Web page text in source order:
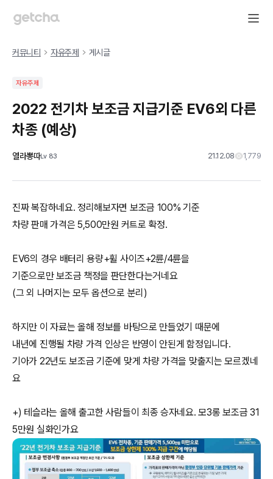
커뮤니티 자유주제 게시글
자유주제
2022 전기차 보조금 지급기준 EV6외 다른
차종 (예상)
열라뽕따Lv 83 21.12.08 1,779
진짜 복잡하네요. 정리해보자면 보조금 100% 기준
차량 판매 가격은 5,500만원 커트로 확정.
EV6의 경우 배터리 용량+휠 사이즈+2륜/4륜을
기준으로만 보조금 책정을 판단한다는거네요
(그 외 나머지는 모두 옵션으로 분리) ​
하지만 이 자료는 올해 정보를 바탕으로 만들었기 때문에
내년에 진행될 차량 가격 인상은 반영이 안된게 함정입니다.
기아가 22년도 보조금 기준에 맞게 차량 가격을 맞출지는 모르겠네
요
+) 테슬라는 올해 출고한 사람들이 최종 승자네요. 모3롱 보조금 31
5만원 실화인가요